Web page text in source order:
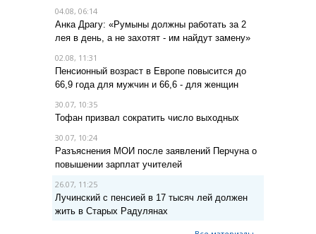
04.08, 06:14
Анка Драгу: «Румыны должны работать за 2
лея в день, а не захотят - им найдут замену»
02.08, 11:31
Пенсионный возраст в Европе повысится до
66,9 года для мужчин и 66,6 - для женщин
30.07, 10:35
Тофан призвал сократить число выходных
30.07, 10:24
Разъяснения МОИ после заявлений Перчуна о
повышении зарплат учителей
26.07, 11:25
Лучинский с пенсией в 17 тысяч лей должен
жить в Старых Радулянах